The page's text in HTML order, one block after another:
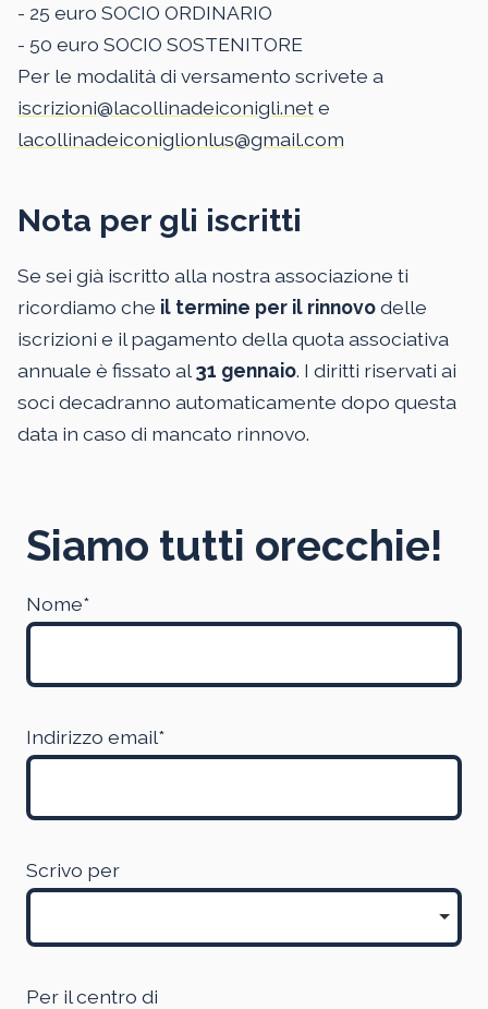
- 25 euro SOCIO ORDINARIO
- 50 euro SOCIO SOSTENITORE
Per le modalità di versamento scrivete a
iscrizioni@lacollinadeiconigli.nete
lacollinadeiconiglionlus@gmail.com
Nota per gli iscritti
Se sei già iscritto alla nostra associazione ti
ricordiamo che il termine per il rinnovodelle
iscrizioni e il pagamento della quota associativa
annuale è fissato al 31 gennaio. I diritti riservati ai
soci decadranno automaticamente dopo questa
data in caso di mancato rinnovo.
Siamo tutti orecchie!
Nome*
Indirizzo email*
Scrivo per
Per il centro di